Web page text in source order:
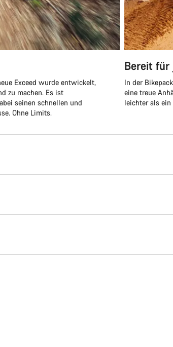
Exceed wurde entwickelt,
zu machen. Es ist
seinen schnellen und
Ohne Limits.
Bereit für
In der
eine treue
leichter als ein